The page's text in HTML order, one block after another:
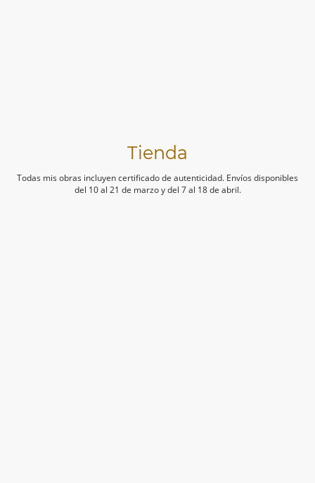
Tienda
Todas mis obras incluyen certificado de autenticidad. Envíos disponibles
del 10 al 21 de marzo y del 7 al 18 de abril.